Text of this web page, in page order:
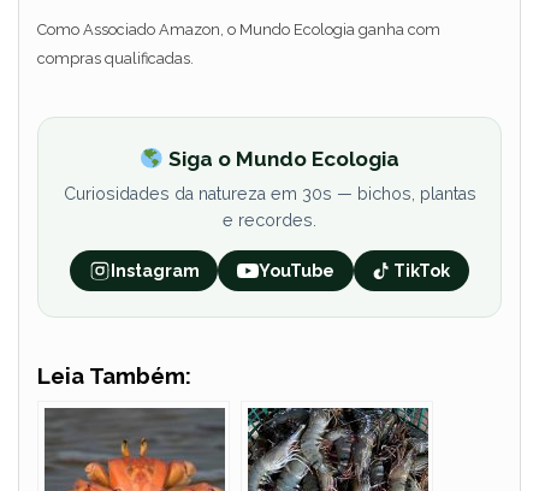
Como Associado Amazon, o Mundo Ecologia ganha com
compras qualificadas.
Siga o Mundo Ecologia
Curiosidades da natureza em 30s — bichos, plantas
e recordes.
Instagram YouTube TikTok
Leia Também: